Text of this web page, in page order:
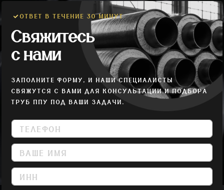
ОТВЕТ В ТЕЧЕНИЕ 30 МИНУТ
Свяжитесь
с нами
ЗАПОЛНИТЕ ФОРМУ, И НАШИ СПЕЦИАЛИСТЫ
СВЯЖУТСЯ С ВАМИ ДЛЯ КОНСУЛЬТАЦИИ И ПОДБОРА
ТРУБ ППУ ПОД ВАШИ ЗАДАЧИ.